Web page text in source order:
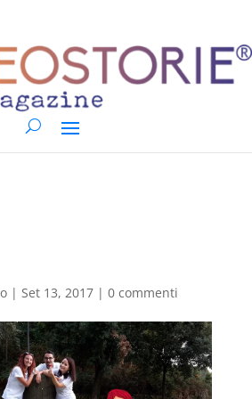
| Set 13, 2017| 0 commenti